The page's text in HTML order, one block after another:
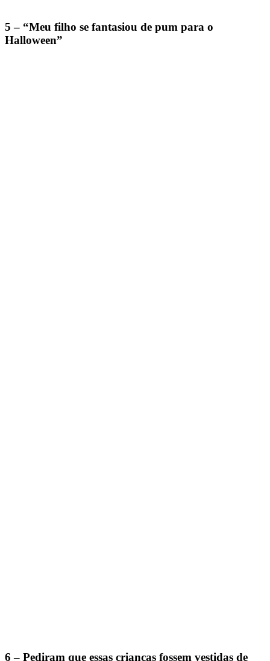
5 – “Meu filho se fantasiou de pum para o
Halloween”
6 – Pediram que essas crianças fossem vestidas de